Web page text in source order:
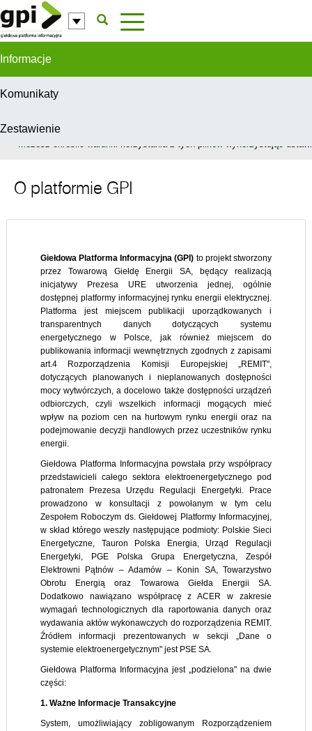
Przejdź do komentarzy
Informacje
Komunikaty
Zestawienie
W celu świadczenia usług na najwyższym poziomie, serwis GPI
Możesz określić warunki korzystania z tych plików wykorzystując
O platformie GPI
Giełdowa Platforma Informacyjna (GPI) to projekt stworzony
przez Towarową Giełdę Energii SA, będący realizacją
inicjatywy Prezesa URE utworzenia jednej, ogólnie
dostępnej platformy informacyjnej rynku energii elektrycznej.
Platforma jest miejscem publikacji uporządkowanych i
transparentnych danych dotyczących systemu
energetycznego w Polsce, jak również miejscem do
publikowania informacji wewnętrznych zgodnych z zapisami
art.4 Rozporządzenia Komisji Europejskiej „REMIT",
dotyczących planowanych i nieplanowanych dostępności
mocy wytwórczych, a docelowo także dostępności urządzeń
odbiorczych, czyli wszelkich informacji mogących mieć
wpływ na poziom cen na hurtowym rynku energii oraz na
podejmowanie decyzji handlowych przez uczestników rynku
energii.
Giełdowa Platforma Informacyjna powstała przy współpracy
przedstawicieli całego sektora elektroenergetycznego pod
patronatem Prezesa Urzędu Regulacji Energetyki. Prace
prowadzono w konsultacji z powołanym w tym celu
Zespołem Roboczym ds. Giełdowej Platformy Informacyjnej,
w skład którego weszły następujące podmioty: Polskie Sieci
Energetyczne, Tauron Polska Energia, Urząd Regulacji
Energetyki, PGE Polska Grupa Energetyczna, Zespół
Elektrowni Pątnów – Adamów – Konin SA, Towarzystwo
Obrotu Energią oraz Towarowa Giełda Energii SA.
Dodatkowo nawiązano współpracę z ACER w zakresie
wymagań technologicznych dla raportowania danych oraz
wydawania aktów wykonawczych do rozporządzenia REMIT.
Źródłem informacji prezentowanych w sekcji „Dane o
systemie elektroenergetycznym" jest PSE SA.
Giełdowa Platforma Informacyjna jest „podzielona" na dwie
części:
1. Ważne Informacje Transakcyjne
System, umożliwiający zobligowanym Rozporządzeniem